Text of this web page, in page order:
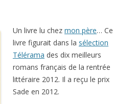
Un livre lu chez mon père… Ce
livre figurait dans la sélection
Télérama des dix meilleurs
romans français de la rentrée
littéraire 2012. Il a reçu le prix
Sade en 2012.